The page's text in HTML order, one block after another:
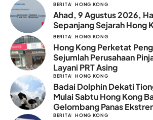
BERITA HONG KONG
Ahad, 9 Agustus 2026,
Sepanjang Sejarah Hong
BERITA HONG KONG
Hong Kong Perketat
Sejumlah Perusahaan
Layani PRT Asing
BERITA HONG KONG
Badai Dolphin Dekati
Mulai Sabtu Hong Kong
Gelombang Panas
BERITA HONG KONG